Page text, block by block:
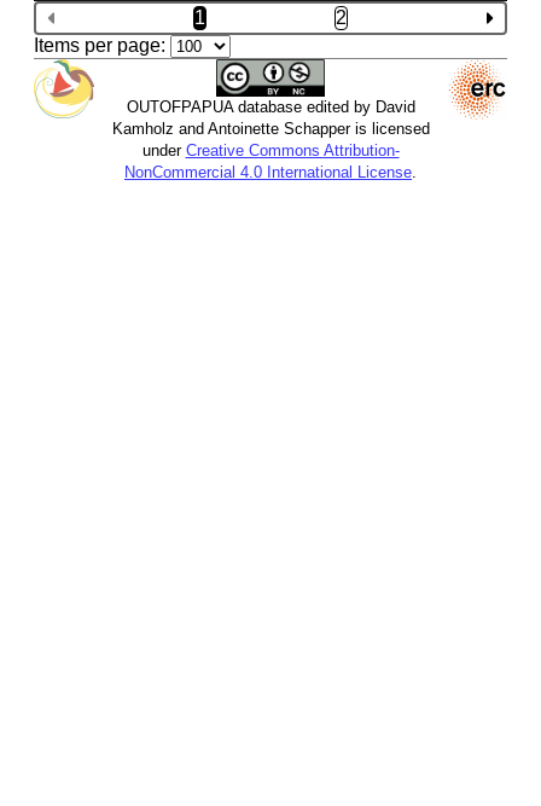
1
2
Items per page:
OUTOFPAPUA database edited by David
Kamholz and Antoinette Schapper is licensed
under Creative Commons Attribution-
NonCommercial 4.0 International License.